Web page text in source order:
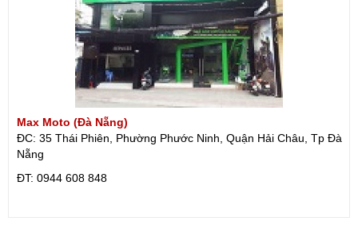
Max Moto (Đà Nẵng)
ĐC: 35 Thái Phiên, Phường Phước Ninh, Quận Hải Châu, Tp Đà
Nẵng
ÐT: 0944 608 848